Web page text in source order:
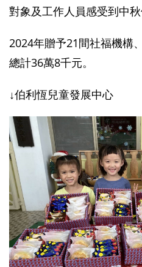
對象及工作人員感受到中秋
2024年贈予21間社福機構
總計36萬8千元。
↓伯利恆兒童發展中心